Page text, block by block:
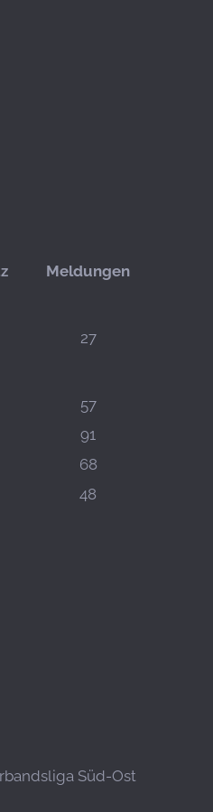
Meldungen
27
57
91
68
48
Süd-Ost